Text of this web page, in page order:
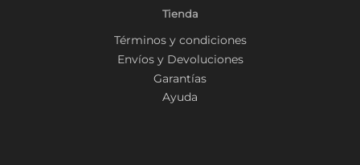
Tienda
Términos y condiciones
Envíos y Devoluciones
Garantías
Ayuda